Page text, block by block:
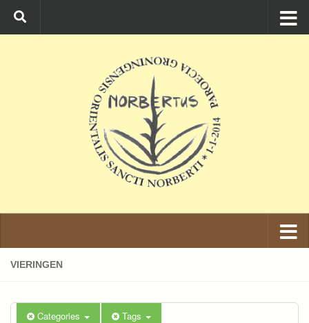
Ga naar de inhoud
VIERINGEN
Categories Tags